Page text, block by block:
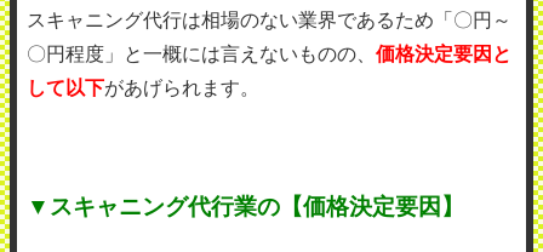
スキャニング代行は相場のない業界であるため「〇円～
〇円程度」と一概には言えないものの、 価格決定要因と
して以下があげられます。
▼スキャニング代行業の【価格決定要因】